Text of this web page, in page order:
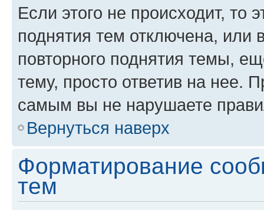
Если этого не происходит, то
поднятия тем отключена, или
повторного поднятия темы,
тему, просто ответив на нее.
самым вы не нарушаете
Вернуться наверх
Форматирование
тем